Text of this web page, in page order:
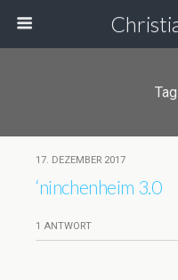
17. DEZEMBER 2017
‘ninchenheim 3.0
1 ANTWORT